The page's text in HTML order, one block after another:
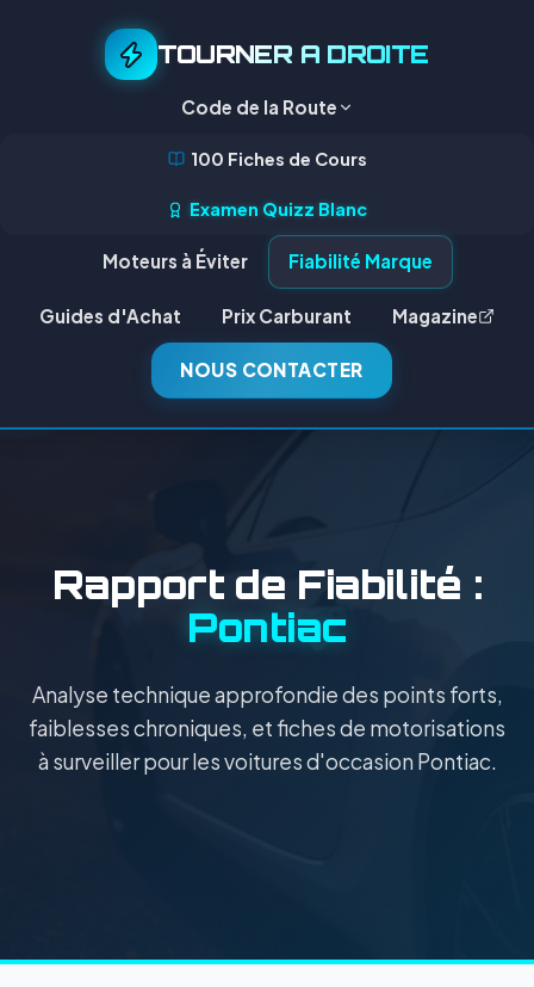
TOURNER A DROITE
Code de la Route
100 Fiches de Cours
Examen Quizz Blanc
Moteurs à Éviter Fiabilité Marque
Guides d'Achat Prix Carburant Magazine
NOUS CONTACTER
Rapport de Fiabilité :
Pontiac
Analyse technique approfondie des points forts,
faiblesses chroniques, et fiches de motorisations
à surveiller pour les voitures d'occasion Pontiac.